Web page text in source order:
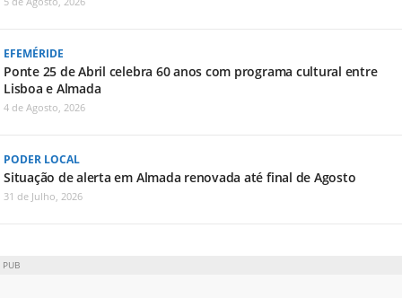
EFEMÉRIDE
Ponte 25 de Abril celebra 60 anos com programa cultural entre
Lisboa e Almada
4 de Agosto, 2026
PODER LOCAL
Situação de alerta em Almada renovada até final de Agosto
31 de Julho, 2026
PUB